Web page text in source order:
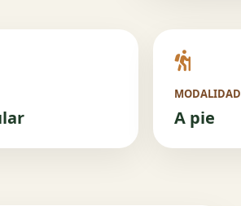
MODALIDAD
A pie